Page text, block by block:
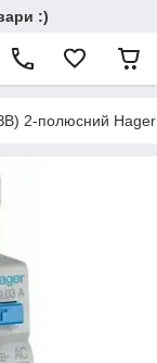
:)
2-полюсний